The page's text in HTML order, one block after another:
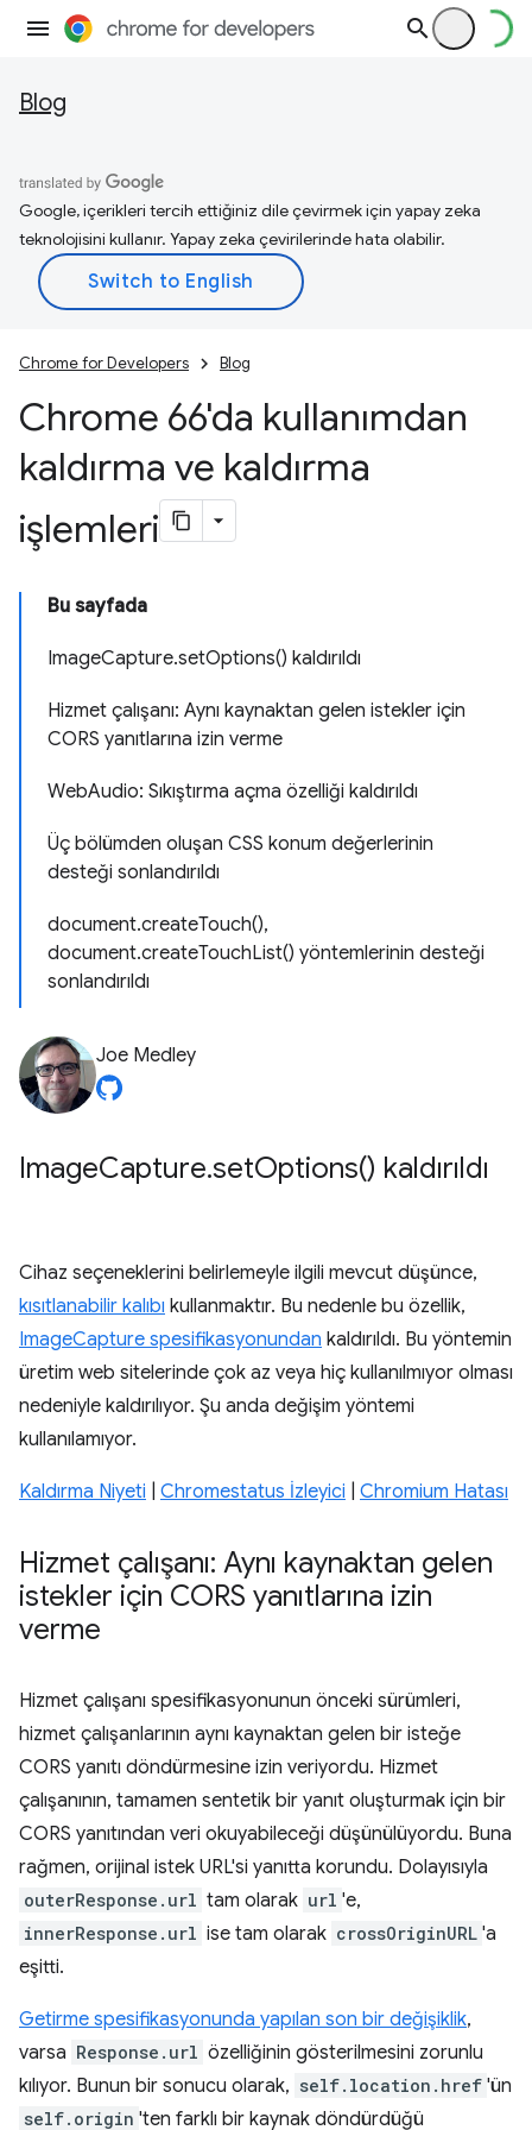
Blog
Google, içerikleri tercih ettiğiniz dile çevirmek için yapay zeka
teknolojisini kullanır. Yapay zeka çevirilerinde hata olabilir.
Chrome for Developers Blog
Chrome 66'da kullanımdan
kaldırma ve kaldırma
işlemleri
Bu sayfada
ImageCapture.setOptions() kaldırıldı
Hizmet çalışanı: Aynı kaynaktan gelen istekler için
CORS yanıtlarına izin verme
WebAudio: Sıkıştırma açma özelliği kaldırıldı
Üç bölümden oluşan CSS konum değerlerinin
desteği sonlandırıldı
document.createTouch(),
document.createTouchList() yöntemlerinin desteği
sonlandırıldı
Joe Medley
ImageCapture.setOptions() kaldırıldı
Cihaz seçeneklerini belirlemeyle ilgili mevcut düşünce,
kısıtlanabilir kalıbı kullanmaktır. Bu nedenle bu özellik,
ImageCapture spesifikasyonundan kaldırıldı. Bu yöntemin
üretim web sitelerinde çok az veya hiç kullanılmıyor olması
nedeniyle kaldırılıyor. Şu anda değişim yöntemi
kullanılamıyor.
Kaldırma Niyeti Chromestatus İzleyici Chromium Hatası
Hizmet çalışanı: Aynı kaynaktan gelen
istekler için CORS yanıtlarına izin
verme
Hizmet çalışanı spesifikasyonunun önceki sürümleri,
hizmet çalışanlarının aynı kaynaktan gelen bir isteğe
CORS yanıtı döndürmesine izin veriyordu. Hizmet
çalışanının, tamamen sentetik bir yanıt oluşturmak için bir
CORS yanıtından veri okuyabileceği düşünülüyordu. Buna
rağmen, orijinal istek URL'si yanıtta korundu. Dolayısıyla
outerResponse.url tam olarak url 'e,
innerResponse.url ise tam olarak crossOriginURL 'a
eşitti.
Getirme spesifikasyonunda yapılan son bir değişiklik,
varsa Response.url özelliğinin gösterilmesini zorunlu
kılıyor. Bunun bir sonucu olarak, self.location.href 'ün
self.origin 'ten farklı bir kaynak döndürdüğü